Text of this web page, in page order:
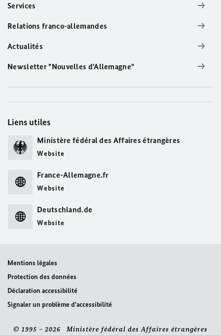
Services
Relations franco-allemandes
Actualités
Newsletter "Nouvelles d'Allemagne"
Liens utiles
Ministère fédéral des Affaires étrangères
Website
France-Allemagne.fr
Website
Deutschland.de
Website
Mentions légales
Protection des données
Déclaration accessibilité
Signaler un problème d'accessibilité
© 1995 – 2026 Ministère fédéral des Affaires étrangères